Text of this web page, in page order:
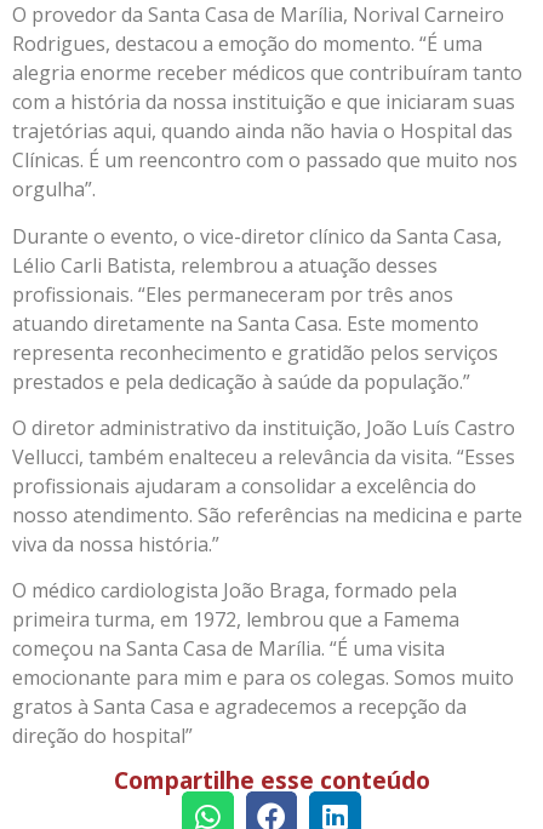
O provedor da Santa Casa de Marília, Norival Carneiro
Rodrigues, destacou a emoção do momento. “É uma
alegria enorme receber médicos que contribuíram tanto
com a história da nossa instituição e que iniciaram suas
trajetórias aqui, quando ainda não havia o Hospital das
Clínicas. É um reencontro com o passado que muito nos
orgulha”.
Durante o evento, o vice-diretor clínico da Santa Casa,
Lélio Carli Batista, relembrou a atuação desses
profissionais. “Eles permaneceram por três anos
atuando diretamente na Santa Casa. Este momento
representa reconhecimento e gratidão pelos serviços
prestados e pela dedicação à saúde da população.”
O diretor administrativo da instituição, João Luís Castro
Vellucci, também enalteceu a relevância da visita. “Esses
profissionais ajudaram a consolidar a excelência do
nosso atendimento. São referências na medicina e parte
viva da nossa história.”
O médico cardiologista João Braga, formado pela
primeira turma, em 1972, lembrou que a Famema
começou na Santa Casa de Marília. “É uma visita
emocionante para mim e para os colegas. Somos muito
gratos à Santa Casa e agradecemos a recepção da
direção do hospital”
Compartilhe esse conteúdo